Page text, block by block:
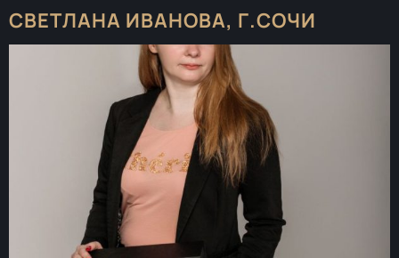
СВЕТЛАНА ИВАНОВА, Г.СОЧИ